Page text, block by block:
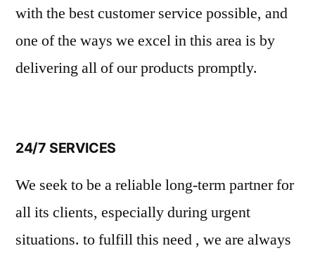
with the best customer service possible, and
one of the ways we excel in this area is by
delivering all of our products promptly.
24/7 SERVICES
We seek to be a reliable long-term partner for
all its clients, especially during urgent
situations. to fulfill this need , we are always